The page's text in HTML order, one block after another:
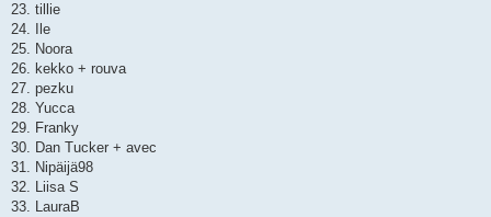
23. tillie
24. Ile
25. Noora
26. kekko + rouva
27. pezku
28. Yucca
29. Franky
30. Dan Tucker + avec
31. Nipäijä98
32. Liisa S
33. LauraB